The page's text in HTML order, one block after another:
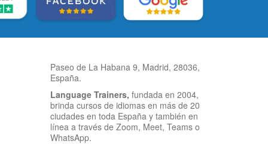
Paseo de La Habana 9, Madrid, 28036,
España.
Language Trainers, fundada en 2004,
brinda cursos de idiomas en más de 20
ciudades en toda España y también en
línea a través de Zoom, Meet, Teams o
WhatsApp.